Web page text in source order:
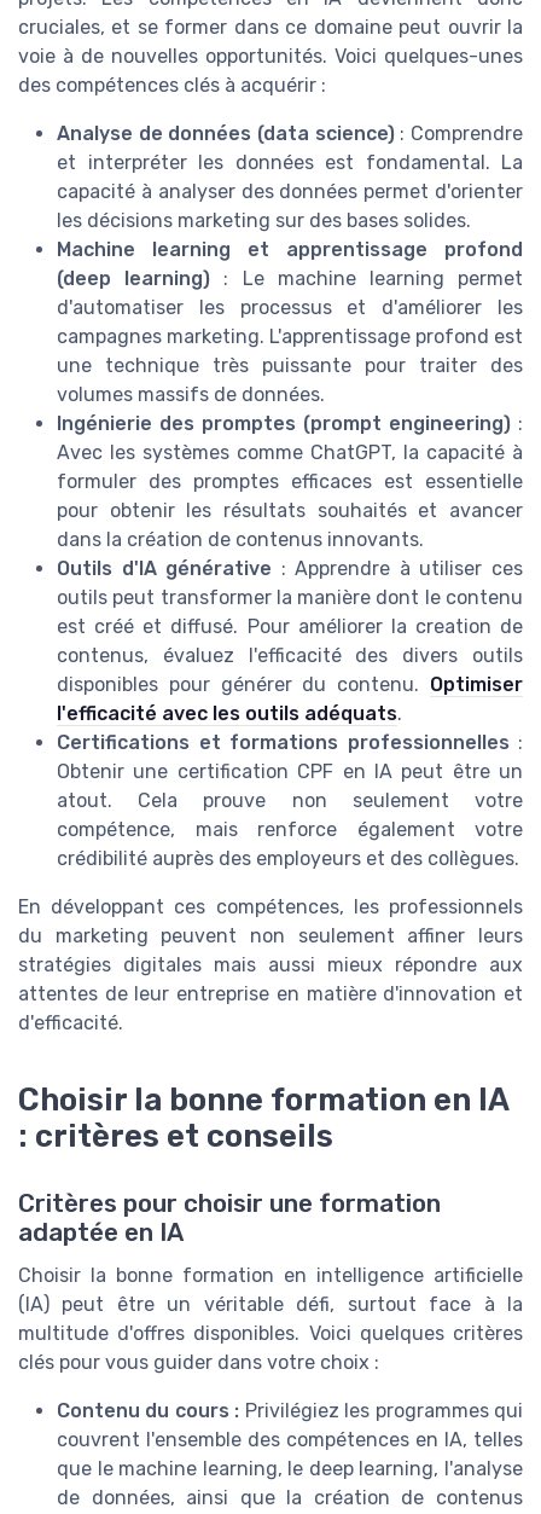
cruciales, et se former dans ce domaine peut ouvrir la
voie à de nouvelles opportunités. Voici quelques-unes
des compétences clés à acquérir :
Analyse de données (data science): Comprendre
et interpréter les données est fondamental. La
capacité à analyser des données permet d'orienter
les décisions marketing sur des bases solides.
Machine learning et apprentissage profond
(deep learning) : Le machine learning permet
d'automatiser les processus et d'améliorer les
campagnes marketing. L'apprentissage profond est
une technique très puissante pour traiter des
volumes massifs de données.
Ingénierie des promptes (prompt engineering) :
Avec les systèmes comme ChatGPT, la capacité à
formuler des promptes efficaces est essentielle
pour obtenir les résultats souhaités et avancer
dans la création de contenus innovants.
Outils d'IA générative : Apprendre à utiliser ces
outils peut transformer la manière dont le contenu
est créé et diffusé. Pour améliorer la creation de
contenus, évaluez l'efficacité des divers outils
disponibles pour générer du contenu. Optimiser
l'efficacité avec les outils adéquats.
Certifications et formations professionnelles :
Obtenir une certification CPF en IA peut être un
atout. Cela prouve non seulement votre
compétence, mais renforce également votre
crédibilité auprès des employeurs et des collègues.
En développant ces compétences, les professionnels
du marketing peuvent non seulement affiner leurs
stratégies digitales mais aussi mieux répondre aux
attentes de leur entreprise en matière d'innovation et
d'efficacité.
Choisir la bonne formation en IA
: critères et conseils
Critères pour choisir une formation
adaptée en IA
Choisir la bonne formation en intelligence artificielle
(IA) peut être un véritable défi, surtout face à la
multitude d'offres disponibles. Voici quelques critères
clés pour vous guider dans votre choix :
Contenu du cours : Privilégiez les programmes qui
couvrent l'ensemble des compétences en IA, telles
que le machine learning, le deep learning, l'analyse
de données, ainsi que la création de contenus